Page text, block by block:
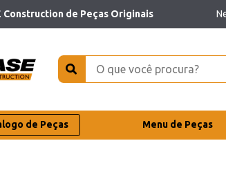
Construction de Peças Originais
de Peças Menu de Peças